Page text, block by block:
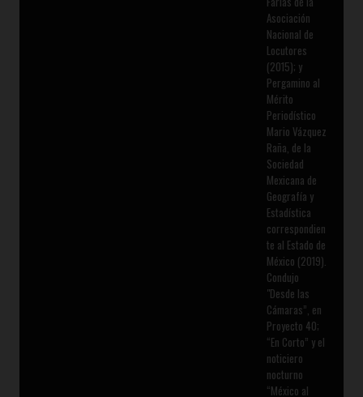
Asociación
Nacional de
Locutores
(2015); y
Pergamino al
Mérito
Periodístico
Mario Vázquez
Raña, de la
Sociedad
Mexicana de
Geografía y
Estadística
correspondien
te al Estado de
México (2019).
Condujo
"Desde las
Cámaras”, en
Proyecto 40;
“En Corto” y el
noticiero
nocturno
“México al